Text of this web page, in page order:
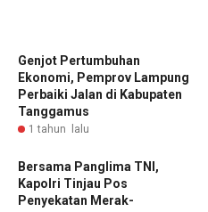
Genjot Pertumbuhan
Ekonomi, Pemprov Lampung
Perbaiki Jalan di Kabupaten
Tanggamus
1 tahun lalu
Bersama Panglima TNI,
Kapolri Tinjau Pos
Penyekatan Merak-